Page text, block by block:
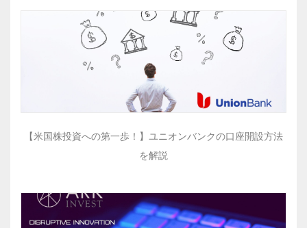
【米国株投資への第一歩！】ユニオンバンクの口座開設方法
を解説